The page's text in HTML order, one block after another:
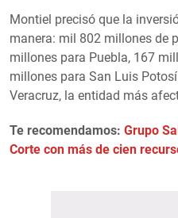
Montiel precisó que la
manera: mil 802 millones de
millones para Puebla, 167
millones para San Luis
Veracruz, la entidad más
Te recomendamos: Grupo
Corte con más de cien